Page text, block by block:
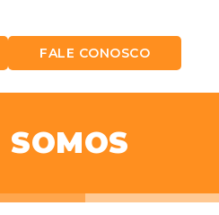
FALE CONOSCO
SOMOS